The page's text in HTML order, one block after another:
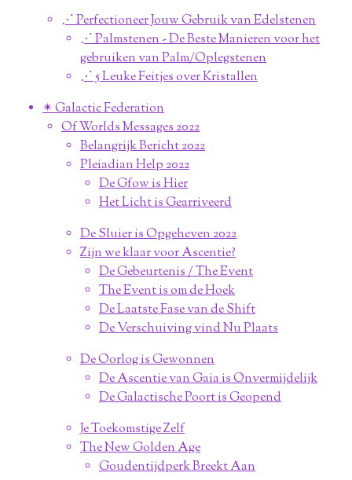
⋰ Perfectioneer Jouw Gebruik van Edelstenen
⋰ Palmstenen - De Beste Manieren voor het
gebruiken van Palm/Oplegstenen
⋰ 5 Leuke Feitjes over Kristallen
✴︎ Galactic Federation
Of Worlds Messages 2022
Belangrijk Bericht 2022
Pleiadian Help 2022
De Gfow is Hier
Het Licht is Gearriveerd
De Sluier is Opgeheven 2022
Zijn we klaar voor Ascentie?
De Gebeurtenis / The Event
The Event is om de Hoek
De Laatste Fase van de Shift
De Verschuiving vind Nu Plaats
De Oorlog is Gewonnen
De Ascentie van Gaia is Onvermijdelijk
De Galactische Poort is Geopend
Je Toekomstige Zelf
The New Golden Age
Goudentijdperk Breekt Aan